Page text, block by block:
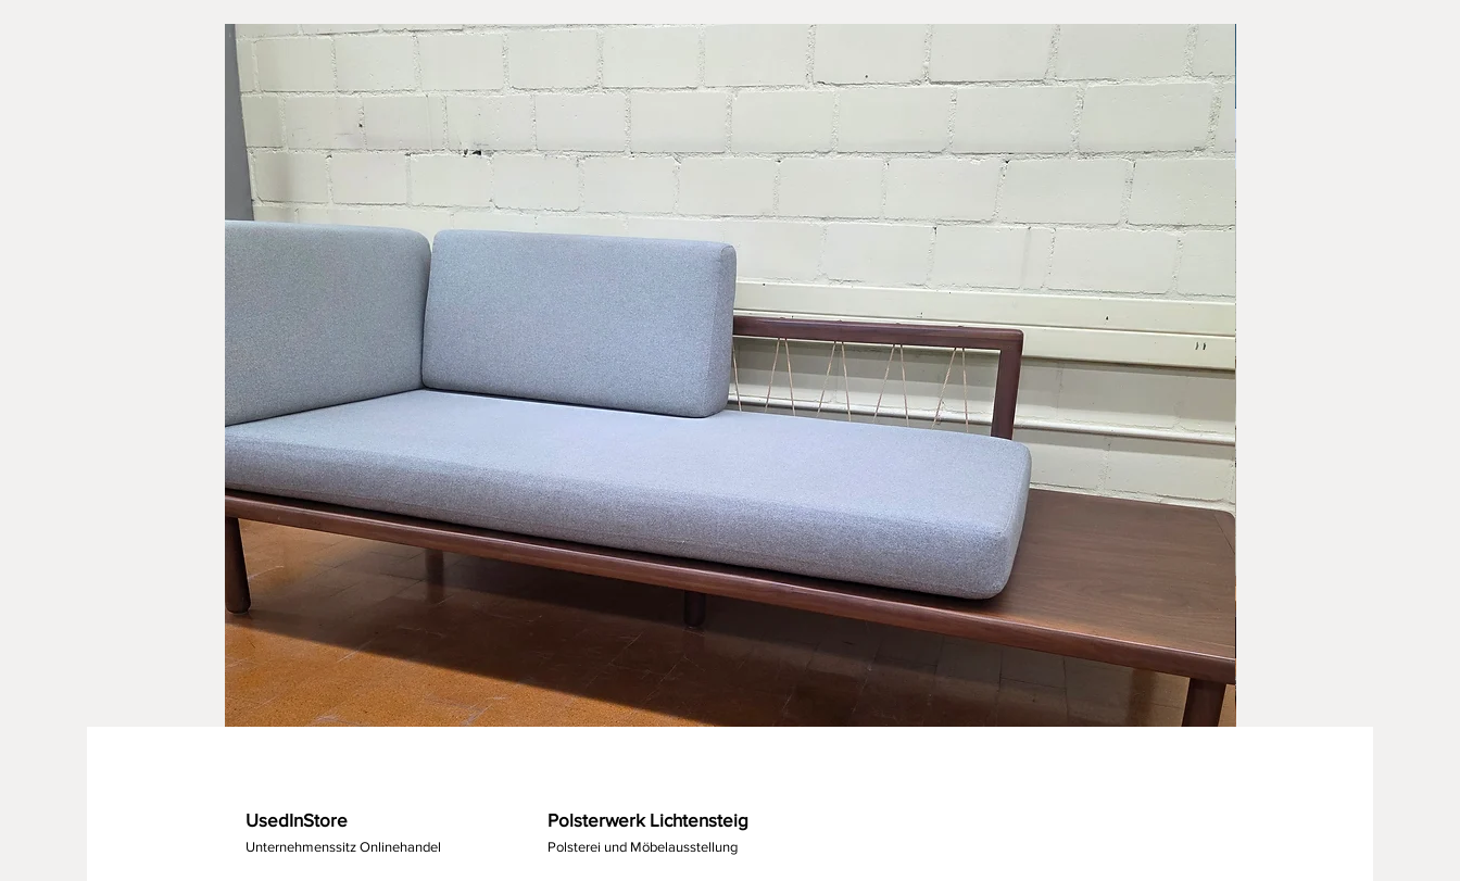
UsedInStore
Unternehmenssitz Onlinehandel
Polsterwerk Lichtensteig
Polsterei und Möbelausstellung